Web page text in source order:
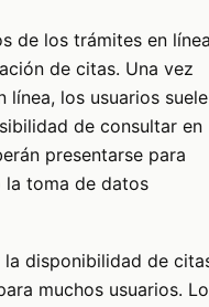
de los trámites en
de citas. Una vez
los usuarios
de consultar en
presentarse para
toma de datos
disponibilidad de
muchos usuarios.